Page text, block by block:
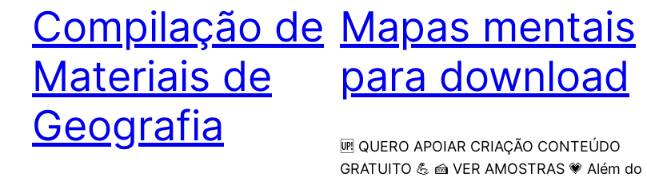
Compilação de
Materiais de
Geografia
Mapas mentais
para download
🆙 QUERO APOIAR CRIAÇÃO CONTEÚDO
GRATUITO 💪 🍰 VER AMOSTRAS 💗 Além do